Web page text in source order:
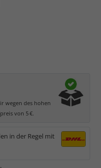
wegen des hohen
von 5 €.
in der Regel mit